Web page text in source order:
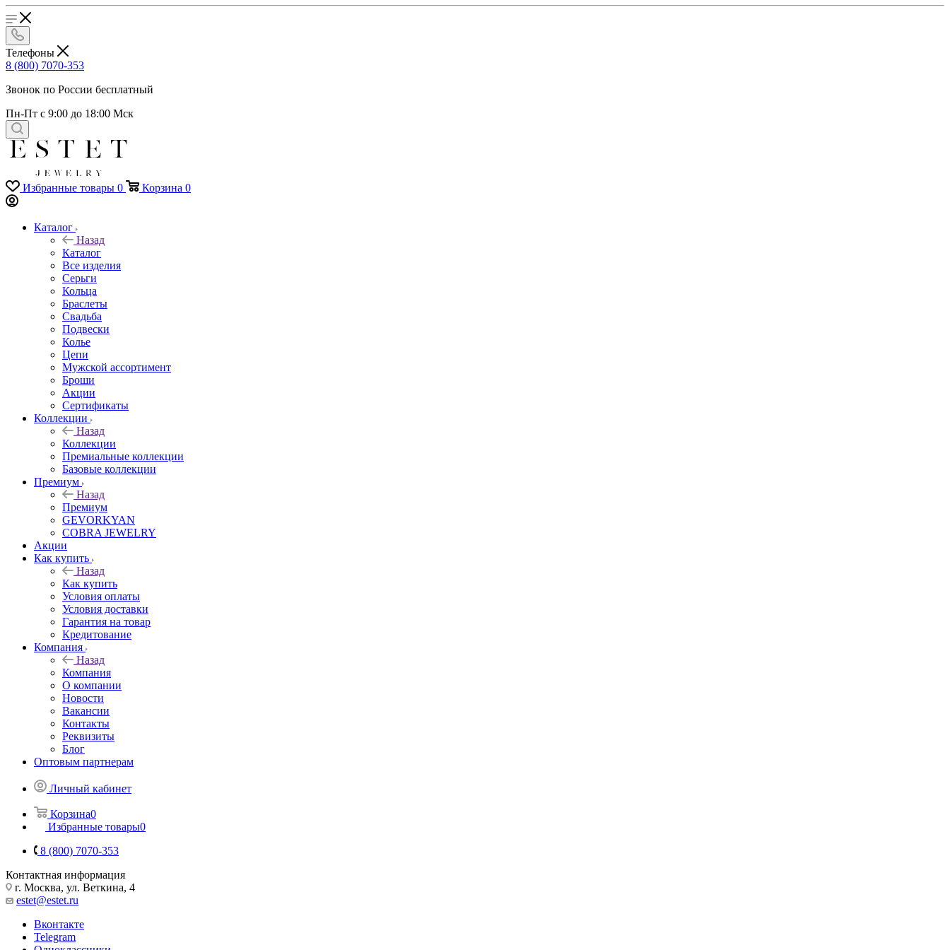
Телефоны
8 (800) 7070-353
Звонок по России бесплатный
Пн-Пт с 9:00 до 18:00 Мск
Избранные товары 0 Корзина 0
Каталог
Назад
Каталог
Все изделия
Серьги
Кольца
Браслеты
Свадьба
Подвески
Колье
Цепи
Мужской ассортимент
Броши
Акции
Сертификаты
Коллекции
Назад
Коллекции
Премиальные коллекции
Базовые коллекции
Премиум
Назад
Премиум
GEVORKYAN
COBRA JEWELRY
Акции
Как купить
Назад
Как купить
Условия оплаты
Условия доставки
Гарантия на товар
Кредитование
Компания
Назад
Компания
О компании
Новости
Вакансии
Контакты
Реквизиты
Блог
Оптовым партнерам
Личный кабинет
Корзина0
Избранные товары0
8 (800) 7070-353
Контактная информация
г. Москва, ул. Веткина, 4
estet@estet.ru
Вконтакте
Telegram